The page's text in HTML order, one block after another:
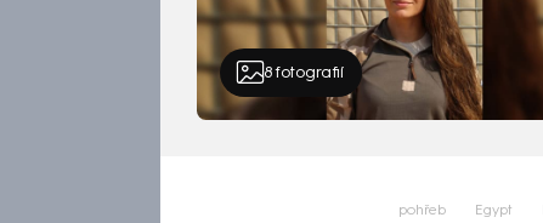
8fotografií
pohřeb Egypt